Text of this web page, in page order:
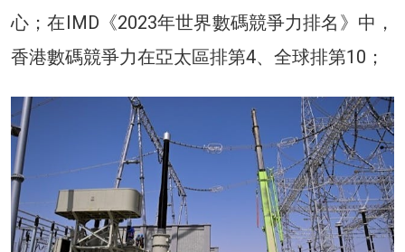
心；在IMD《2023年世界數碼競爭力排名》中，
香港數碼競爭力在亞太區排第4、全球排第10；